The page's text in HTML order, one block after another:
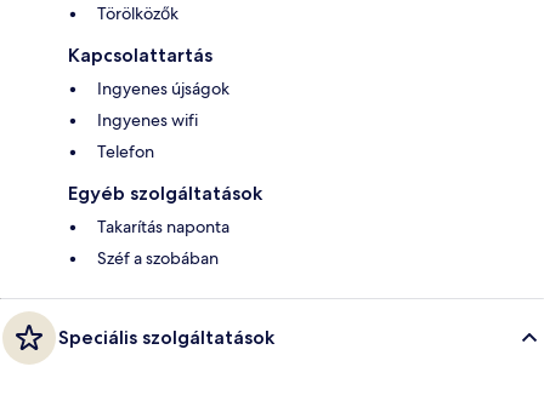
Törölközők
Kapcsolattartás
Ingyenes újságok
Ingyenes wifi
Telefon
Egyéb szolgáltatások
Takarítás naponta
Széf a szobában
Speciális szolgáltatások